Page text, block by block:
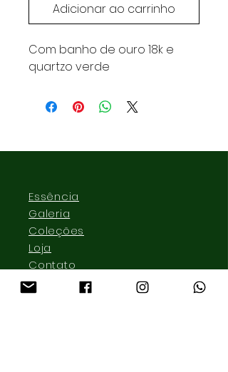
Adicionar ao carrinho
Com banho de ouro 18k e
quartzo verde
Essência
Galeria
Coleções
Loja
Contato